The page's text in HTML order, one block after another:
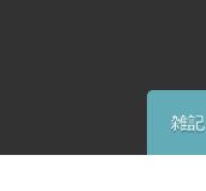
雑記